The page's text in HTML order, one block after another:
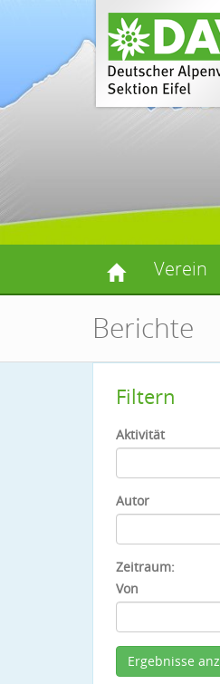
Verein
Berichte
Filtern
Aktivität
Autor
Zeitraum:
Von